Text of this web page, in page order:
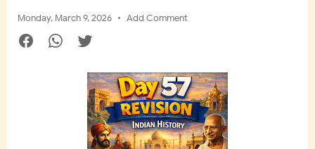
Monday, March 9, 2026 Add Comment